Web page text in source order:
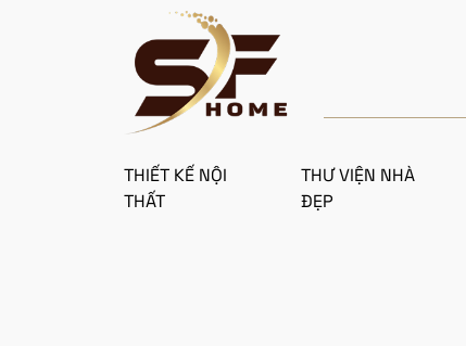
THIẾT KẾ NỘI
THẤT
THƯ VIỆN NHÀ
ĐẸP